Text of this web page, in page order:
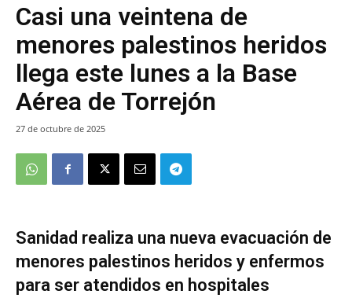
Casi una veintena de
menores palestinos heridos
llega este lunes a la Base
Aérea de Torrejón
27 de octubre de 2025
Sanidad realiza una nueva evacuación de
menores palestinos heridos y enfermos
para ser atendidos en hospitales